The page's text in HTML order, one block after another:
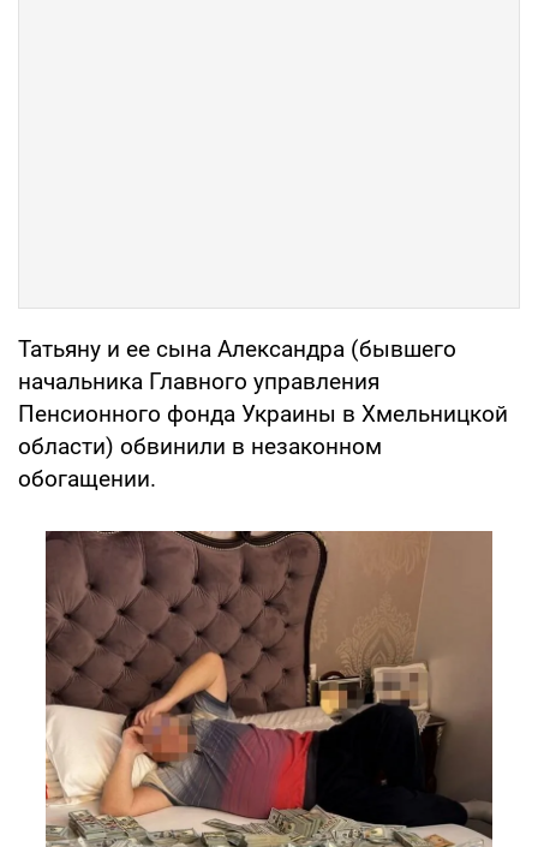
Татьяну и ее сына Александра (бывшего
начальника Главного управления
Пенсионного фонда Украины в Хмельницкой
области) обвинили в незаконном
обогащении.